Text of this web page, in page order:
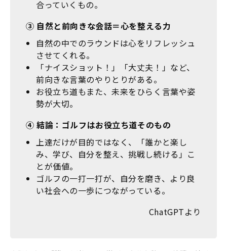
合っていくもの。
③ 自然と前向きな会話＝心を整える力
自然の中でのラウンドは心をリフレッシュ
させてくれる。
「ナイスショット！」「大丈夫！」など、
前向きな言葉のやりとりがある。
お役立ち道もまた、未来をひらく言葉や姿
勢が大切。
④ 結論：ゴルフはお役立ち道そのもの
上達だけが目的ではなく、「誰かと楽し
み、学び、自分を整え、挑戦し続ける」こ
とが価値。
ゴルフの一打一打が、自分を磨き、より良
い社会への一歩につながっている。
ChatGPTより